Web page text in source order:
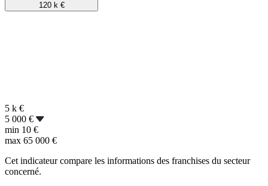
120 k €
5 k €
5 000 €
min 10 €
max 65 000 €
Cet indicateur compare les informations des franchises du secteur
concerné.